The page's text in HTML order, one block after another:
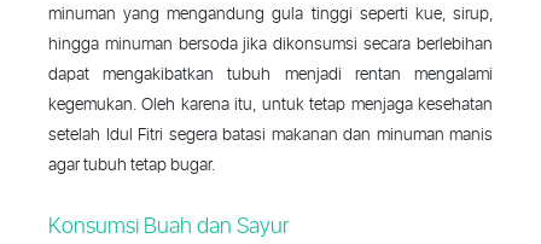
minuman yang mengandung gula tinggi seperti kue, sirup,
hingga minuman bersoda jika dikonsumsi secara berlebihan
dapat mengakibatkan tubuh menjadi rentan mengalami
kegemukan. Oleh karena itu, untuk tetap menjaga kesehatan
setelah Idul Fitri segera batasi makanan dan minuman manis
agar tubuh tetap bugar.
Konsumsi Buah dan Sayur